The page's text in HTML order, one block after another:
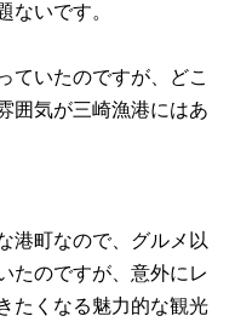
ないです。
ていたのですが、どこ
囲気が三崎漁港にはあ
港町なので、グルメ以
たのですが、意外にレ
たくなる魅力的な観光